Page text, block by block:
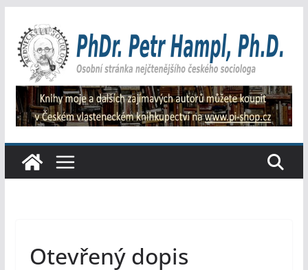
obsah
Otevřený dopis